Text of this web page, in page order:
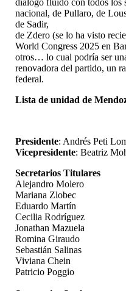
nacional, de Pullaro, de
de Sadir,
de Zdero (se lo ha visto
World Congress 2025 en
otros… lo cual podría ser
renovadora del partido, un
federal.
Lista de unidad de
Presidente: Andrés Peti
Vicepresidente: Beatriz
Secretarios Titulares
Alejandro Molero
Mariana Zlobec
Eduardo Martín
Cecilia Rodríguez
Jonathan Mazuela
Romina Giraudo
Sebastián Salinas
Viviana Chein
Patricio Poggio